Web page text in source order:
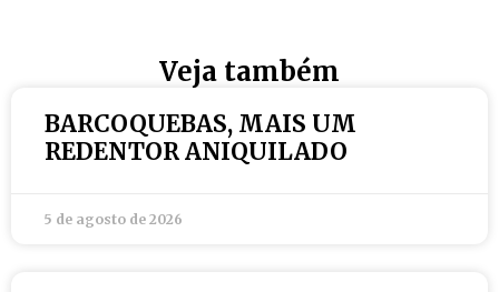
Veja também
BARCOQUEBAS, MAIS UM
REDENTOR ANIQUILADO
5 de agosto de 2026